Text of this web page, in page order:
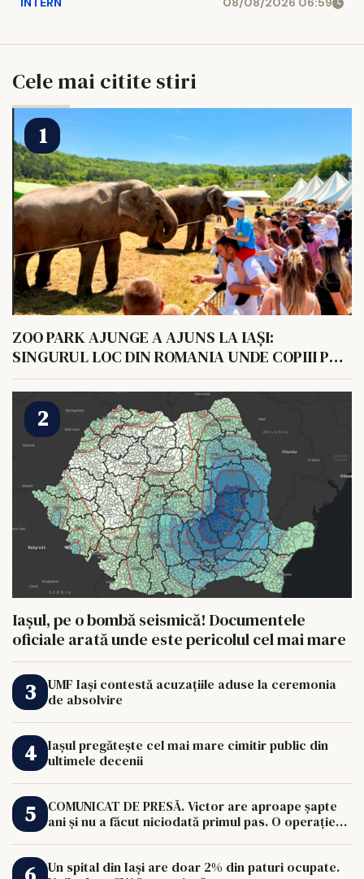
Cele mai citite stiri
ZOO PARK AJUNGE A AJUNS LA IAȘI:
SINGURUL LOC DIN ROMANIA UNDE COPIII POT
HRANI UN ELEFANT
Iașul, pe o bombă seismică! Documentele
oficiale arată unde este pericolul cel mai mare
UMF Iași contestă acuzațiile aduse la ceremonia
de absolvire
Iașul pregătește cel mai mare cimitir public din
ultimele decenii
COMUNICAT DE PRESĂ. Victor are aproape șapte
ani și nu a făcut niciodată primul pas. O operație
Un spital din Iași are doar 2% din paturi ocupate.